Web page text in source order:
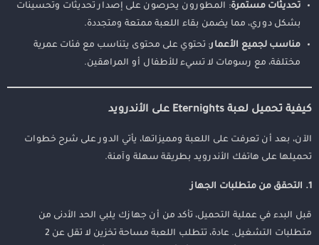
تحديثات مستمرة: المطورون يحرصون على إصدار تحديثات وتحسينات
بشكل دوري، مما يضمن بقاء اللعبة ممتعة ومتجددة.
مناسب لجميع الأعمار: تحتوي على محتوى يتناسب مع فئات عمرية
مختلفة، مع رسومات لا تسيء للأطفال أو المراهقين.
كيفية تحميل لعبة Eternights على الأندرويد
الآن، بعد أن تعرفت على اللعبة ومميزاتها، يأتي الدور على شرح خطوات
تحميلها على هاتفك الأندرويد بطريقة سهلة وآمنة.
1. التحقق من متطلبات الجهاز
قبل البدء في عملية التحميل، تأكد من أن جهازك يلبي الحد الأدنى من
متطلبات التشغيل. عادة، تتطلب اللعبة مساحة تخزين لا تقل عن 2